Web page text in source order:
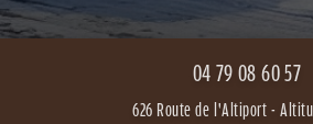
04 79 08 60 57
626 Route de l'Altiport -